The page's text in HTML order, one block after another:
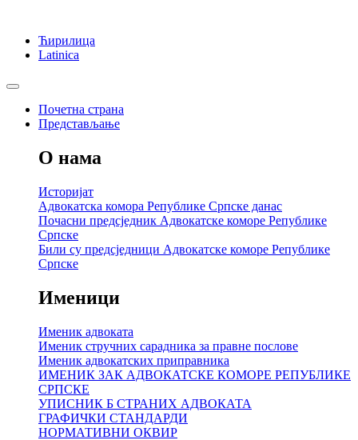
Ћирилица
Latinica
Почетна страна
Представљање
О нама
Историјат
Адвокатска комора Републике Српске данас
Почасни предсједник Адвокатске коморе Републике
Српске
Били су предсједници Адвокатске коморе Републике
Српске
Именици
Именик адвоката
Именик стручних сарадника за правне послове
Именик адвокатских приправника
ИМЕНИК ЗАК АДВОКАТСКЕ КОМОРЕ РЕПУБЛИКЕ
СРПСКЕ
УПИСНИК Б СТРАНИХ АДВОКАТА
ГРАФИЧКИ СТАНДАРДИ
НОРМАТИВНИ ОКВИР